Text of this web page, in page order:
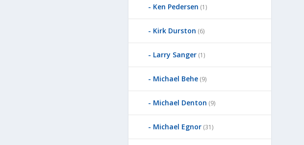
Ken Pedersen (1)
Kirk Durston (6)
Larry Sanger (1)
Michael Behe (9)
Michael Denton (9)
Michael Egnor (31)